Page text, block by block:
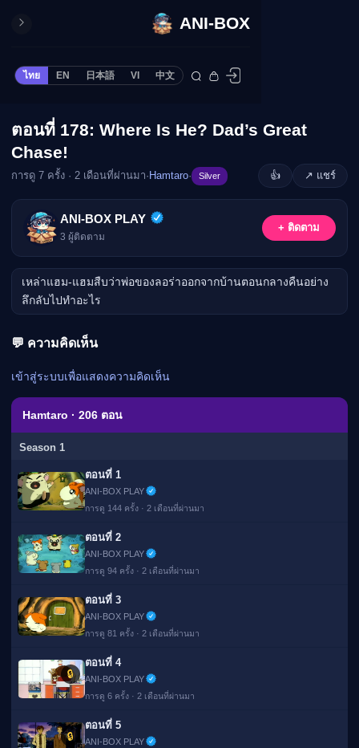
ANI-BOX
ไทย EN 日本語 VI 中文
ปิด
ONE PIECE
Cardlist
Deck Builder
My-Collection
Deck Share
ทีวีออนไลน์
เมะ
ตอนที่ 178: Where Is He? Dad’s Great
Chase!
การดู 7 ครั้ง · 2 เดือนที่ผ่านมา· Hamtaro· Silver 👍 ↗ แชร์
ANI-BOX PLAY
3 ผู้ติดตาม
+ ติดตาม
เหล่าแฮม-แฮมสืบว่าพ่อของลอร่าออกจากบ้านตอนกลางคืนอย่าง
ลึกลับไปทำอะไร
💬 ความคิดเห็น
เข้าสู่ระบบเพื่อแสดงความคิดเห็น
Hamtaro · 206 ตอน
Season 1
ตอนที่ 1
ANI-BOX PLAY
การดู 144 ครั้ง · 2 เดือนที่ผ่านมา
ตอนที่ 2
ANI-BOX PLAY
การดู 94 ครั้ง · 2 เดือนที่ผ่านมา
ตอนที่ 3
ANI-BOX PLAY
การดู 81 ครั้ง · 2 เดือนที่ผ่านมา
🔒
ตอนที่ 4
ANI-BOX PLAY
การดู 6 ครั้ง · 2 เดือนที่ผ่านมา
🔒
ตอนที่ 5
ANI-BOX PLAY